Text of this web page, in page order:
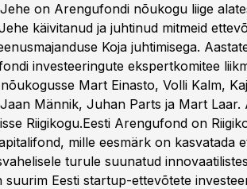
on Arengufondi nõukogu liige
käivitanud ja juhtinud mitmeid
Koja juhtimisega.
investeeringute ekspertkomitee
Mart Einasto, Volli Kalm,
Männik, Juhan Parts ja Mart Laar.
Riigikogu.Eesti Arengufond on
mille eesmärk on kasvatada
turule suunatud
Eesti startup-ettevõtete